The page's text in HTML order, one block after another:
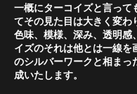
一概にターコイズと言って
てその見た目は大きく変わ
色味、模様、深み、透明感
イズのそれは他とは一線を
のシルバーワークと相まっ
成いたします。